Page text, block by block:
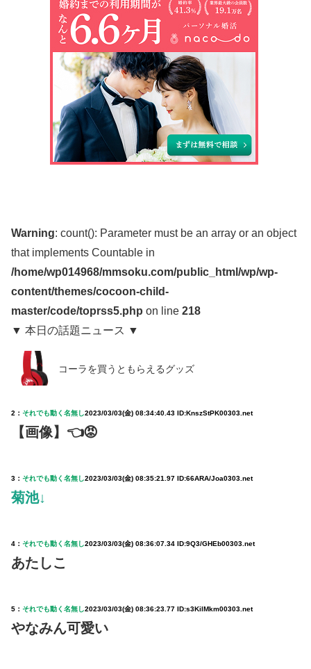
Warning: count(): Parameter must be an array or an object
that implements Countable in
/home/wp014968/mmsoku.com/public_html/wp/wp-
content/themes/cocoon-child-
master/code/toprss5.php on line 218
▼ 本日の話題ニュース ▼
コーラを買うともらえるグッズ
2： それでも動く名無し2023/03/03(金) 08:34:40.43 ID:KnszStPK00303.net
【画像】👈😡
3： それでも動く名無し2023/03/03(金) 08:35:21.97 ID:66ARA/Joa0303.net
菊池↓
4： それでも動く名無し2023/03/03(金) 08:36:07.34 ID:9Q3/GHEb00303.net
あたしこ
5： それでも動く名無し2023/03/03(金) 08:36:23.77 ID:s3KilMkm00303.net
やなみん可愛い